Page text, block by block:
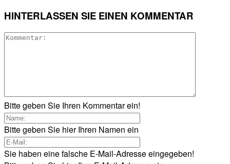
HINTERLASSEN SIE EINEN KOMMENTAR
Bitte geben Sie Ihren Kommentar ein!
Bitte geben Sie hier Ihren Namen ein
Sie haben eine falsche E-Mail-Adresse eingegeben!